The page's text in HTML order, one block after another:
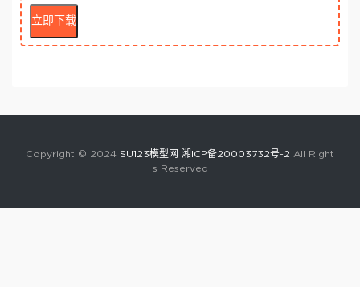
立即下载
Copyright © 2024 SU123模型网 湘ICP备20003732号-2 All Right
s Reserved